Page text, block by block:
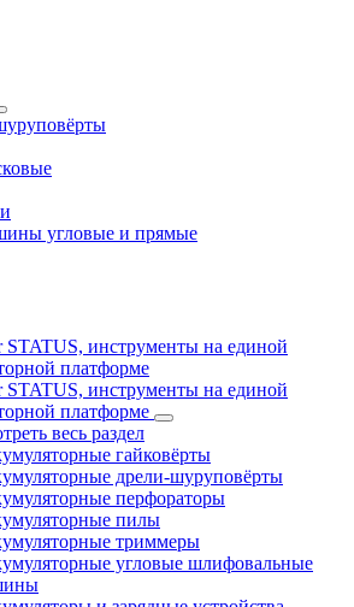
угловые и прямые
STATUS, инструменты на единой
платформе
STATUS, инструменты на единой
платформе
весь раздел
гайковёрты
дрели-шуруповёрты
перфораторы
пилы
триммеры
угловые шлифовальные